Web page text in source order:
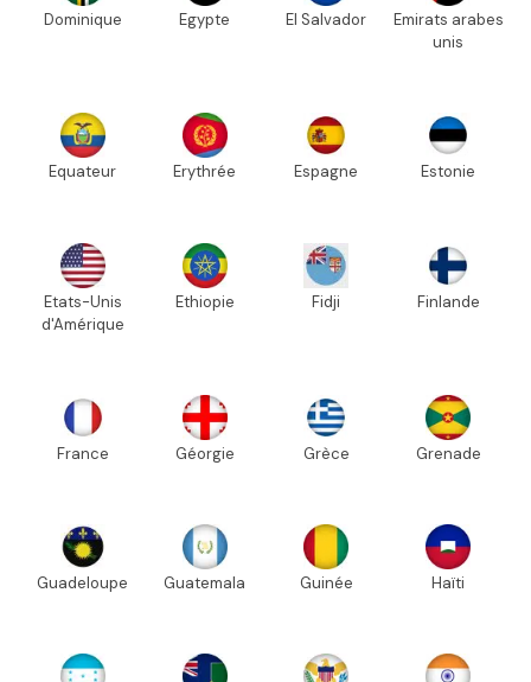
Dominique Egypte El Salvador
Emirats arabes
unis
Equateur Erythrée Espagne Estonie
Etats-Unis
d'Amérique
Ethiopie Fidji Finlande
France Géorgie Grèce Grenade
Guadeloupe Guatemala Guinée Haïti